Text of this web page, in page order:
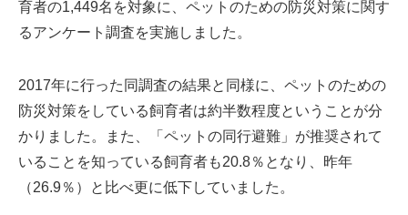
育者の1,449名を対象に、ペットのための防災対策に関す
るアンケート調査を実施しました。
2017年に行った同調査の結果と同様に、ペットのための
防災対策をしている飼育者は約半数程度ということが分
かりました。また、「ペットの同行避難」が推奨されて
いることを知っている飼育者も20.8％となり、昨年
（26.9％）と比べ更に低下していました。